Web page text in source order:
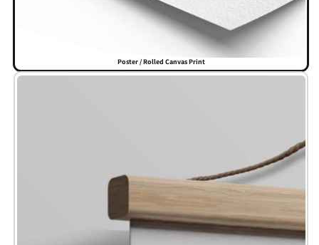
Poster / Rolled Canvas Print